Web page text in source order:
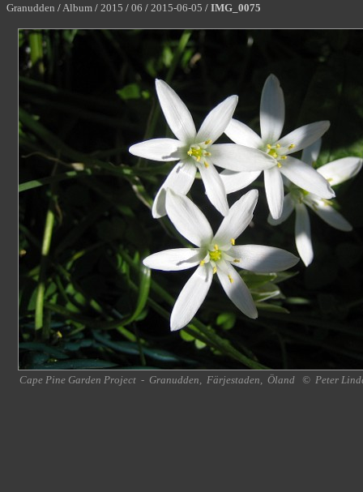
Granudden /Album / 2015 / 06 / 2015-06-05 / IMG_0075
Cape Pine Garden Project - Granudden, Färjestaden, Öland © Peter